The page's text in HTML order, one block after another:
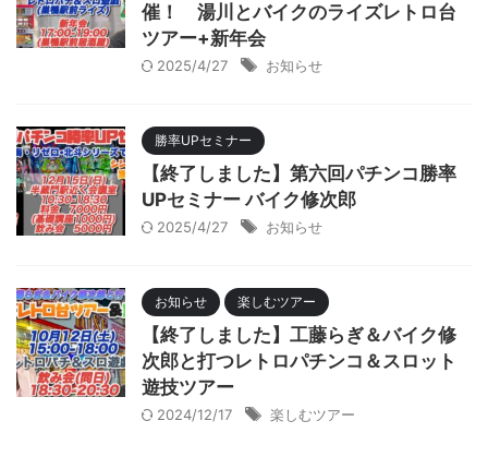
催！ 湯川とバイクのライズレトロ台
ツアー+新年会
2025/4/27 お知らせ
勝率UPセミナー
【終了しました】第六回パチンコ勝率
UPセミナー バイク修次郎
2025/4/27 お知らせ
お知らせ 楽しむツアー
【終了しました】工藤らぎ＆バイク修
次郎と打つレトロパチンコ＆スロット
遊技ツアー
2024/12/17 楽しむツアー